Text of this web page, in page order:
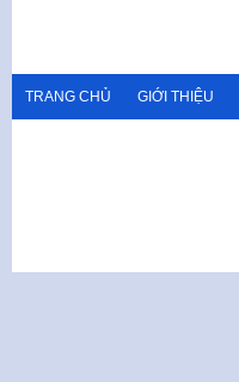
TRANG CHỦ GIỚI THIỆU